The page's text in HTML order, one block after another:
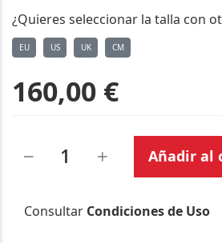
¿Quieres seleccionar la talla con
EU US UK CM
160,00 €
Añadir al
Consultar Condiciones de Uso